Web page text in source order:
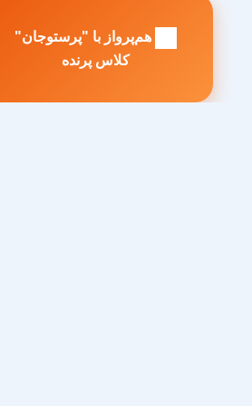
راهبری
مطلب
هم‌پرواز با "پرستوجان"
کلاس پرنده